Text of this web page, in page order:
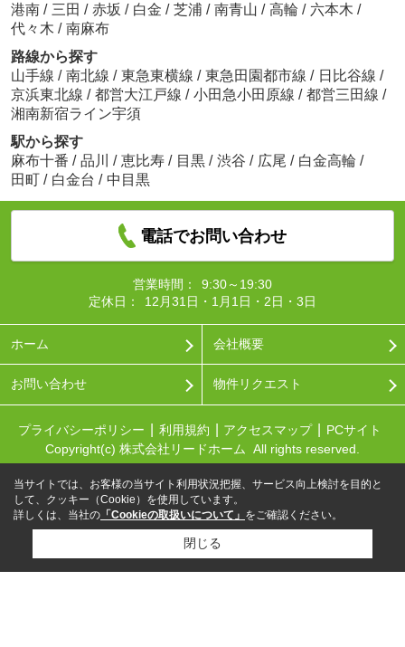
港南 / 三田 / 赤坂 / 白金 / 芝浦 / 南青山 / 高輪 / 六本木 /
代々木 / 南麻布
路線から探す
山手線 / 南北線 / 東急東横線 / 東急田園都市線 / 日比谷線 /
京浜東北線 / 都営大江戸線 / 小田急小田原線 / 都営三田線 /
湘南新宿ライン宇須
駅から探す
麻布十番 / 品川 / 恵比寿 / 目黒 / 渋谷 / 広尾 / 白金高輪 /
田町 / 白金台 / 中目黒
電話でお問い合わせ
営業時間：
9:30～19:30
定休日：
12月31日・1月1日・2日・3日
ホーム 会社概要
お問い合わせ 物件リクエスト
プライバシーポリシー 利用規約 アクセスマップ
PCサイト
Copyright(c) 株式会社リードホーム All rights reserved.
当サイトでは、お客様の当サイト利用状況把握、サービス向上検討を目的と
して、クッキー（Cookie）を使用しています。
詳しくは、当社の 「Cookieの取扱いについて」 をご確認ください。
閉じる